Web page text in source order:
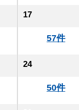
17
57件
24
50件